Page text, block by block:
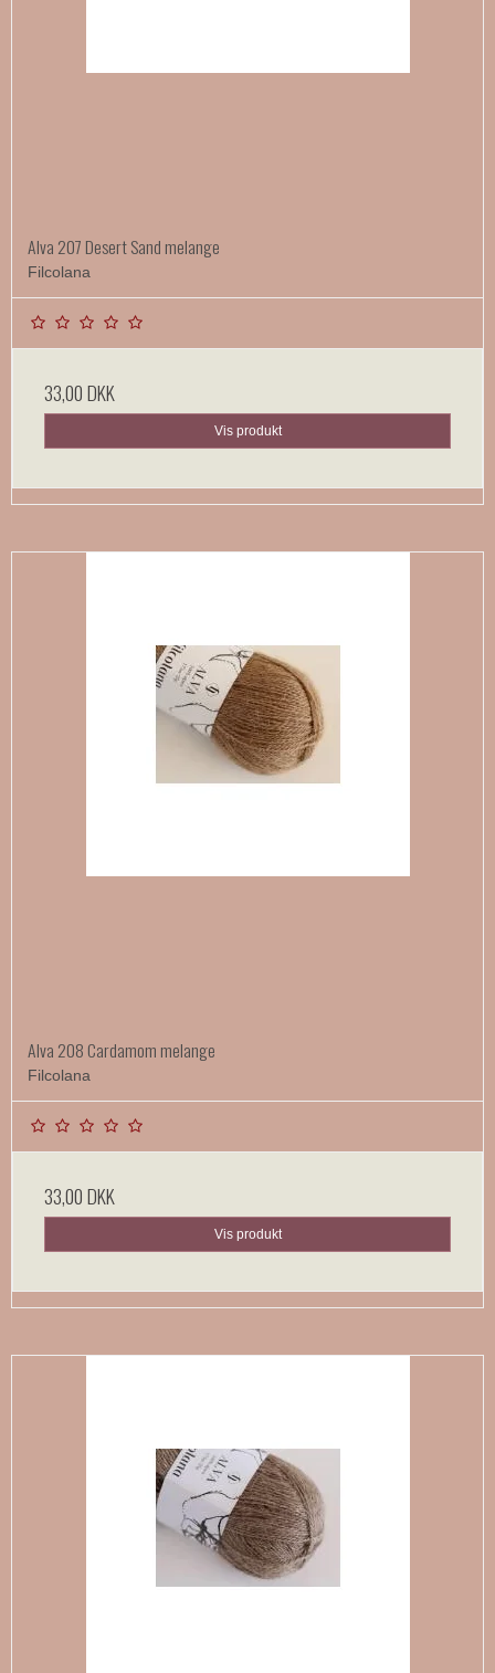
Alva 207 Desert Sand melange
Filcolana
33,00 DKK
Vis produkt
Alva 208 Cardamom melange
Filcolana
33,00 DKK
Vis produkt